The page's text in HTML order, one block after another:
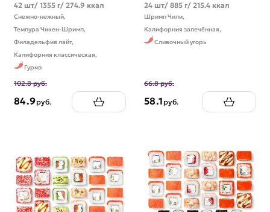
42 шт/ 1355 г/ 274.9 ккал
Снежно-нежный,
Темпура Чикен-Шримп,
Филадельфия лайт,
Калифорния классическая,
Гурмэ
102.8 руб.
84.9руб.
24 шт/ 885 г/ 215.4 ккал
Шримп Чили,
Калифорния запечённая,
Сливочный угорь
66.8 руб.
58.1 руб.